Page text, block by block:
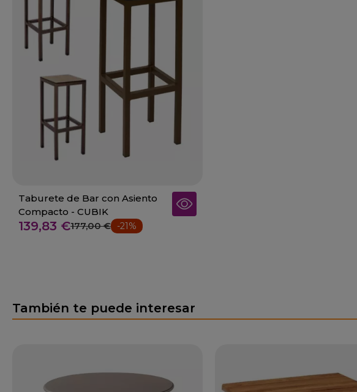
Taburete de Bar con Asiento
Compacto - CUBIK
139,83 €177,00 € -21%
También te puede interesar